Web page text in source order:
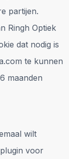
partijen.
Ringh Optiek
dat nodig is
te kunnen
maanden
wilt
voor